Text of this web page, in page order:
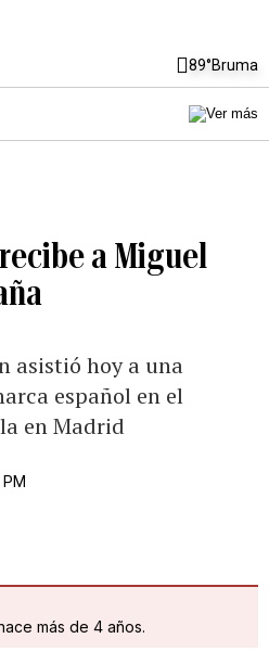
89°Bruma
a Miguel
asistió hoy a una
español en el
en Madrid
más de 4 años.